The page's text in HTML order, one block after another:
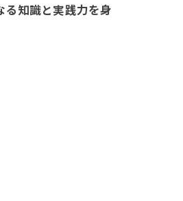
る知識と実践力を身